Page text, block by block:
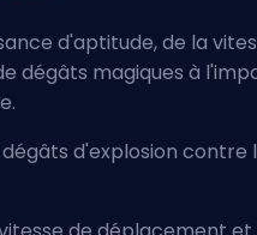
d'aptitude, de la
dégâts magiques à
d'explosion contre